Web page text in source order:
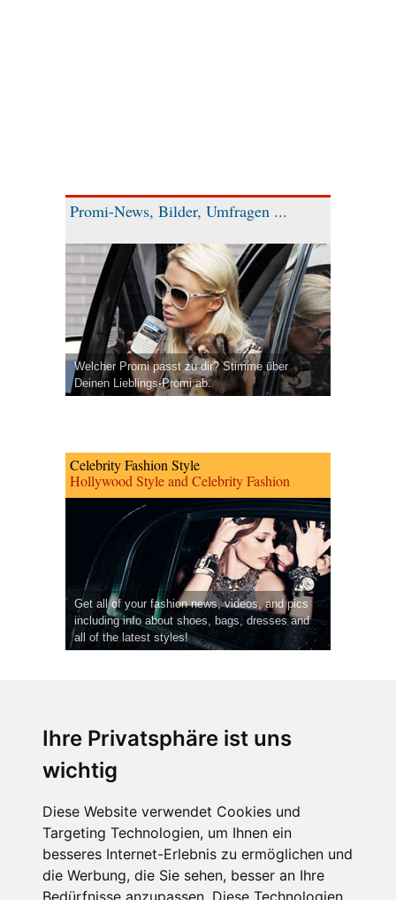
Ihre Privatsphäre ist uns
wichtig
Diese Website verwendet Cookies und
Targeting Technologien, um Ihnen ein
besseres Internet-Erlebnis zu ermöglichen und
die Werbung, die Sie sehen, besser an Ihre
Bedürfnisse anzupassen. Diese Technologien
Promi-News, Bilder, Umfragen ...
Welcher Promi passt zu dir? Stimme über
Deinen Lieblings-Promi ab.
Celebrity Fashion Style
Hollywood Style and Celebrity Fashion
Get all of your fashion news, videos, and pics
including info about shoes, bags, dresses and
all of the latest styles!
CPost.org © 2013-2023 The Celebrity Post.
Terms of Use | Privacy|Cookies Policy( Einstellungen ändern )
About Us
Advertising